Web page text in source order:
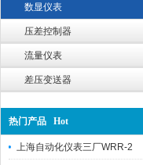
数显仪表
压差控制器
流量仪表
差压变送器
热门产品 Hot
上海自动化仪表三厂WRR-2